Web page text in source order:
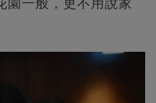
園一般，更不用說家